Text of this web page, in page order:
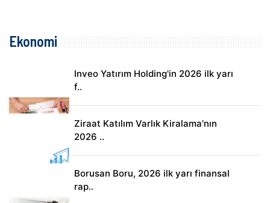
Ekonomi
Inveo Yatırım Holding'in 2026 ilk yarı
f..
Ziraat Katılım Varlık Kiralama'nın
2026 ..
Borusan Boru, 2026 ilk yarı finansal
rap..